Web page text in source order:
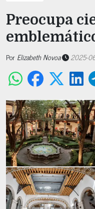
Preocupa
Por Elizabeth Novoa 2025-